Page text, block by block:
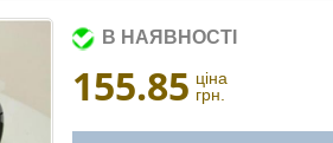
В НАЯВНОСТІ
155.85 ціна
грн.